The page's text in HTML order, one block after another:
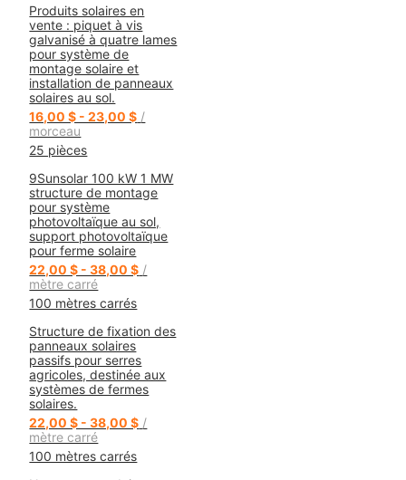
Produits solaires en
vente : piquet à vis
galvanisé à quatre lames
pour système de
montage solaire et
installation de panneaux
solaires au sol.
16,00 $ - 23,00 $ /
morceau
25 pièces
9Sunsolar 100 kW 1 MW
structure de montage
pour système
photovoltaïque au sol,
support photovoltaïque
pour ferme solaire
22,00 $ - 38,00 $ /
mètre carré
100 mètres carrés
Structure de fixation des
panneaux solaires
passifs pour serres
agricoles, destinée aux
systèmes de fermes
solaires.
22,00 $ - 38,00 $ /
mètre carré
100 mètres carrés